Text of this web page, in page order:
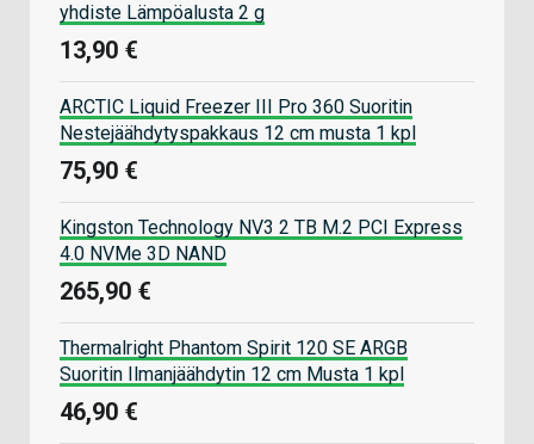
yhdiste Lämpöalusta 2 g
13,90 €
ARCTIC Liquid Freezer III Pro 360 Suoritin
Nestejäähdytyspakkaus 12 cm musta 1 kpl
75,90 €
Kingston Technology NV3 2 TB M.2 PCI Express
4.0 NVMe 3D NAND
265,90 €
Thermalright Phantom Spirit 120 SE ARGB
Suoritin Ilmanjäähdytin 12 cm Musta 1 kpl
46,90 €